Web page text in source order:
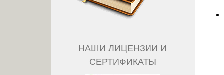
НАШИ ЛИЦЕНЗИИ И
СЕРТИФИКАТЫ